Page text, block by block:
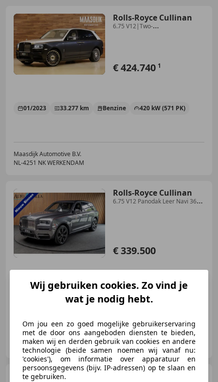
Rolls-Royce Cullinan
6.75 V12|Two-
€ 424.740 1
01/2023 33.277 km Benzine 420 kW (571 PK)
Maasdijk Automotive B.V.
NL-4251 NK WERKENDAM
Rolls-Royce Cullinan
6.75 V12 Panodak Leer Navi 360°
€ 339.500
08/2019 79.956 km Benzine 421 kW (572 PK)
Auto Villa B.V.
NL-1411 EW NAARDEN
Rolls-Royce Cullinan
Wij gebruiken cookies. Zo vind je
wat je nodig hebt.
Om jou een zo goed mogelijke gebruikerservaring
met de door ons aangeboden diensten te bieden,
maken wij en derden gebruik van cookies en andere
technologie (beide samen noemen wij vanaf nu:
'cookies'), om informatie over apparatuur en
persoonsgegevens (bijv. IP-adressen) op te slaan en
te gebruiken.